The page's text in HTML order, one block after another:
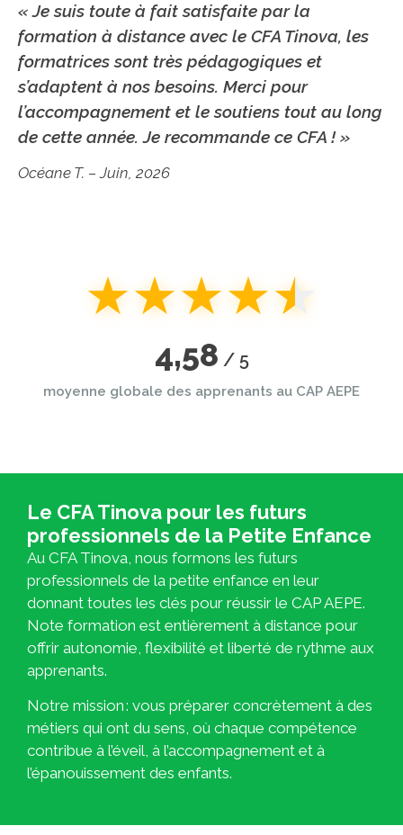
« Je suis toute à fait satisfaite par la
formation à distance avec le CFA Tinova, les
formatrices sont très pédagogiques et
s’adaptent à nos besoins. Merci pour
l’accompagnement et le soutiens tout au long
de cette année. Je recommande ce CFA ! »
Océane T. – Juin, 2026
★★★★★
4,58 / 5
moyenne globale des apprenants au CAP AEPE
Le CFA Tinova pour les futurs
professionnels de la Petite Enfance
Au CFA Tinova, nous formons les futurs
professionnels de la petite enfance en leur
donnant toutes les clés pour réussir le CAP AEPE.
Note formation est entièrement à distance pour
offrir autonomie, flexibilité et liberté de rythme aux
apprenants.
Notre mission : vous préparer concrètement à des
métiers qui ont du sens, où chaque compétence
contribue à l’éveil, à l’accompagnement et à
l’épanouissement des enfants.